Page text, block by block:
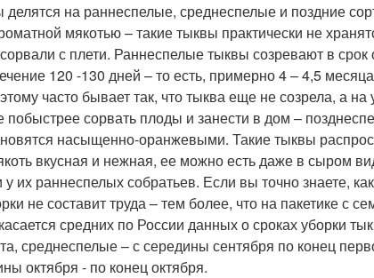
на раннеспелые, среднеспелые и поздние
мякотью – такие тыквы практически не
с плети. Раннеспелые тыквы созревают в
120 -130 дней – то есть, примерно 4 – 4,5
часто бывает так, что тыква еще не созрела, а на
сорвать плоды и занести в дом –
насыщенно-оранжевыми. Такие тыквы
вкусная и нежная, ее можно есть даже в сыром
их раннеспелых собратьев. Если вы точно знаете,
не составит труда – тем более, что на пакетике с
средних по России данных о сроках уборки
среднеспелые – с середины сентября по конец
октября - по конец октября.